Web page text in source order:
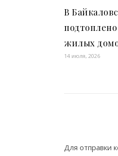
В
подтоплено
жилых
14 июля, 2026
Для отправки